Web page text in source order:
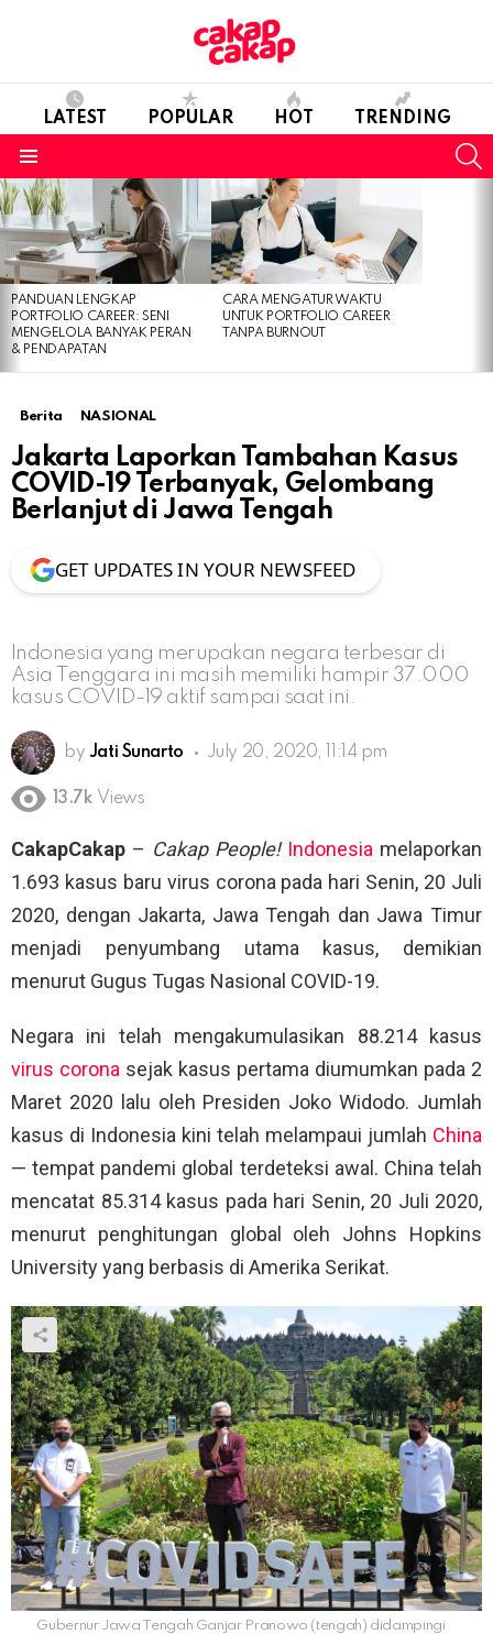
LATEST POPULAR HOT TRENDING
LATEST
STORIES
PANDUAN LENGKAP
PORTFOLIO CAREER: SENI
MENGELOLA BANYAK PERAN
& PENDAPATAN
CARA MENGATUR WAKTU
UNTUK PORTFOLIO CAREER
TANPA BURNOUT
Berita NASIONAL
Jakarta Laporkan Tambahan Kasus
COVID-19 Terbanyak, Gelombang
Berlanjut di Jawa Tengah
GET UPDATES IN YOUR NEWSFEED
Indonesia yang merupakan negara terbesar di
Asia Tenggara ini masih memiliki hampir 37.000
kasus COVID-19 aktif sampai saat ini.
by Jati Sunarto July 20, 2020, 11:14 pm
13.7k Views
CakapCakap – Cakap People! Indonesia melaporkan
1.693 kasus baru virus corona pada hari Senin, 20 Juli
2020, dengan Jakarta, Jawa Tengah dan Jawa Timur
menjadi penyumbang utama kasus, demikian
menurut Gugus Tugas Nasional COVID-19.
Negara ini telah mengakumulasikan 88.214 kasus
virus corona sejak kasus pertama diumumkan pada 2
Maret 2020 lalu oleh Presiden Joko Widodo. Jumlah
kasus di Indonesia kini telah melampaui jumlah China
— tempat pandemi global terdeteksi awal. China telah
mencatat 85.314 kasus pada hari Senin, 20 Juli 2020,
menurut penghitungan global oleh Johns Hopkins
University yang berbasis di Amerika Serikat.
Gubernur Jawa Tengah Ganjar Pranowo (tengah) didampingi